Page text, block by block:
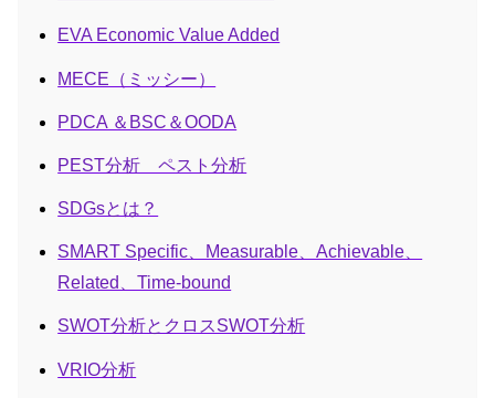
EVA Economic Value Added
MECE（ミッシー）
PDCA ＆BSC＆OODA
PEST分析 ペスト分析
SDGsとは？
SMART Specific、Measurable、Achievable、
Related、Time-bound
SWOT分析とクロスSWOT分析
VRIO分析